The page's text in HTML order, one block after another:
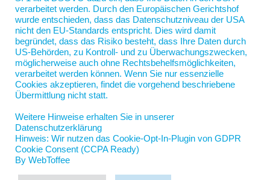
Nord-Coach Jan Scherping
Jahnstraße 5
19055 Schwerin
jan.scherping@nord-coach.de
verarbeitet werden. Durch den Europäischen Gerichtshof
wurde entschieden, dass das Datenschutzniveau der USA
nicht den EU-Standards entspricht. Dies wird damit
begründet, dass das Risiko besteht, dass Ihre Daten durch
US-Behörden, zu Kontroll- und zu Überwachungszwecken,
möglicherweise auch ohne Rechtsbehelfsmöglichkeiten,
verarbeitet werden können. Wenn Sie nur essenzielle
Cookies akzeptieren, findet die vorgehend beschriebene
Übermittlung nicht statt.
Weitere Hinweise erhalten Sie in unserer
Datenschutzerklärung
Hinweis: Wir nutzen das Cookie-Opt-In-Plugin von GDPR
Cookie Consent (CCPA Ready)
By WebToffee